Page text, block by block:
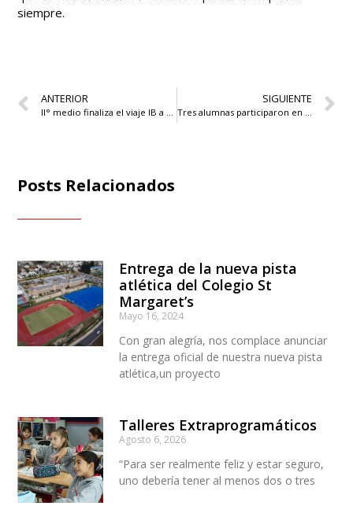
siempre.
ANTERIOR
II° medio finaliza el viaje IB a Coquimbo
SIGUIENTE
Tres alumnas participaron en el InterCAS realizado en el Colegio Alemán de Chicureo
Posts Relacionados
Entrega de la nueva pista
atlética del Colegio St
Margaret’s
Mayo 16, 2024
Con gran alegría, nos complace anunciar
la entrega oficial de nuestra nueva pista
atlética,un proyecto
Talleres Extraprogramáticos
Agosto 6, 2026
“Para ser realmente feliz y estar seguro,
uno debería tener al menos dos o tres